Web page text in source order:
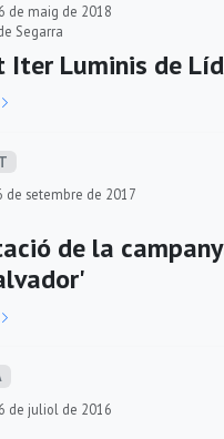
de maig de 2018
Segarra
Iter Luminis de
de setembre de 2017
de la
de juliol de 2016